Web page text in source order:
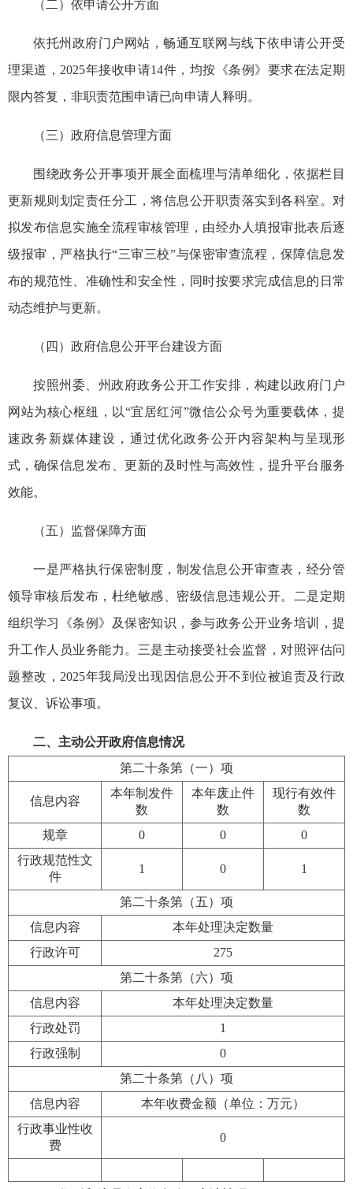
（二）依申请公开方面
依托州政府门户网站，畅通互联网与线下依申请公开受
理渠道，2025年接收申请14件，均按《条例》要求在法定期
限内答复，非职责范围申请已向申请人释明。
（三）政府信息管理方面
围绕政务公开事项开展全面梳理与清单细化，依据栏目
更新规则划定责任分工，将信息公开职责落实到各科室。对
拟发布信息实施全流程审核管理，由经办人填报审批表后逐
级报审，严格执行“三审三校”与保密审查流程，保障信息发
布的规范性、准确性和安全性，同时按要求完成信息的日常
动态维护与更新。
（四）政府信息公开平台建设方面
按照州委、州政府政务公开工作安排，构建以政府门户
网站为核心枢纽，以“宜居红河”微信公众号为重要载体，提
速政务新媒体建设，通过优化政务公开内容架构与呈现形
式，确保信息发布、更新的及时性与高效性，提升平台服务
效能。
（五）监督保障方面
一是严格执行保密制度，制发信息公开审查表，经分管
领导审核后发布，杜绝敏感、密级信息违规公开。二是定期
组织学习《条例》及保密知识，参与政务公开业务培训，提
升工作人员业务能力。三是主动接受社会监督，对照评估问
题整改，2025年我局没出现因信息公开不到位被追责及行政
复议、诉讼事项。
二、主动公开政府信息情况
第二十条第（一）项
信息内容
本年制发件
数
本年废止件
数
现行有效件
数
规章
0 0
0
行政规范性文
件
1 0 1
第二十条第（五）项
信息内容
本年处理决定数量
行政许可
275
第二十条第（六）项
信息内容
本年处理决定数量
行政处罚
1
行政强制
0
第二十条第（八）项
信息内容
本年收费金额（单位：万元）
行政事业性收
费
0